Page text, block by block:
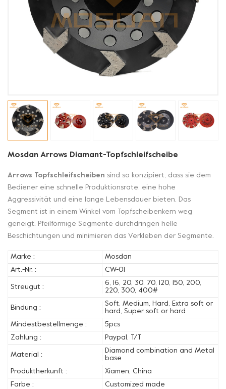
Mosdan Arrows Diamant-Topfschleifscheibe
Arrows Topfschleifscheiben sind so konzipiert, dass sie dem
Bediener eine schnelle Produktionsrate, eine hohe
Aggressivität und eine lange Lebensdauer bieten. Das
Segment ist in einem Winkel vom Topfscheibenkern weg
geneigt. Pfeilförmige Segmente durchdringen helle
Beschichtungen und minimieren das Verkleben der Segmente.
Marke :
Mosdan
Art.-Nr. :
CW-01
Streugut :
6, 16, 20, 30, 70, 120, 150, 200,
220, 300, 400#
Bindung :
Soft, Medium, Hard, Extra soft or
hard, Super soft or hard
Mindestbestellmenge :
5pcs
Zahlung :
Paypal, T/T
Material :
Diamond combination and Metal
base
Produktherkunft :
Xiamen, China
Farbe :
Customized made